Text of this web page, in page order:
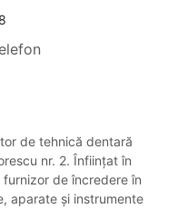
de tehnică dentară
nr. 2. Înființat în
de încredere în
aparate și instrumente